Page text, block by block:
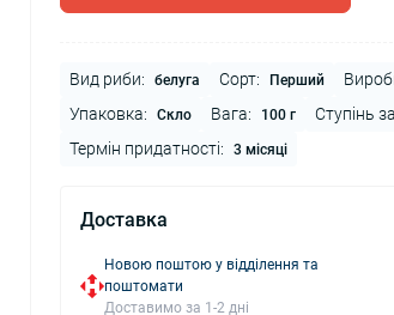
Вид риби: белуга Сорт: Перший
Упаковка: Скло Вага: 100 г Ступінь
Термін придатності: 3 місяці
Доставка
Новою поштою у відділення та
поштомати
Доставимо за 1-2 дні